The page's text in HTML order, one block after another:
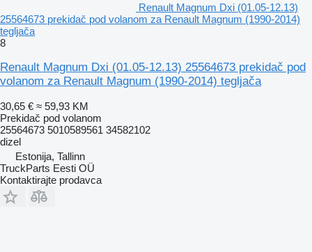
Renault Magnum Dxi (01.05-12.13)
25564673 prekidač pod volanom za Renault Magnum (1990-2014)
tegljača
8
Renault Magnum Dxi (01.05-12.13) 25564673 prekidač pod
volanom za Renault Magnum (1990-2014) tegljača
30,65 € ≈ 59,93 KM
Prekidač pod volanom
25564673 5010589561 34582102
dizel
Estonija, Tallinn
TruckParts Eesti OÜ
Kontaktirajte prodavca